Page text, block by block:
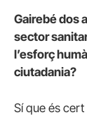
Gairebé dos
sector
l’esforç
ciutadania?
Sí que és